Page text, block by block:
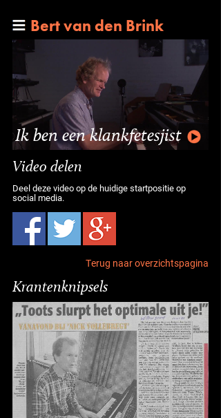
Bert van den Brink
Ik ben een klankfetesjist
Video delen
Deel deze video op de huidige startpositie op
social media.
Terug naar overzichtspagina
Krantenknipsels